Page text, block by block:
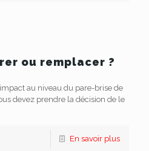
ou remplacer ?
au niveau du pare-brise de
devez prendre la décision de le
En savoir plus